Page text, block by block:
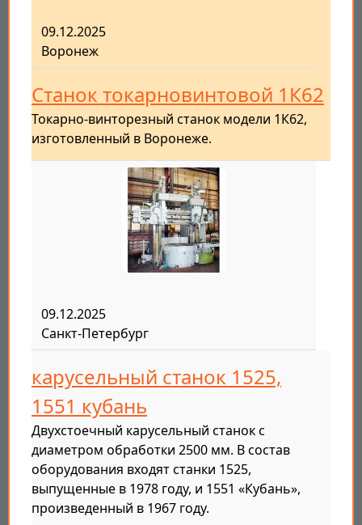
09.12.2025
Воронеж
Станок токарновинтовой 1К62
Токарно-винторезный станок модели 1К62,
изготовленный в Воронеже.
09.12.2025
Санкт-Петербург
карусельный станок 1525,
1551 кубань
Двухстоечный карусельный станок с
диаметром обработки 2500 мм. В состав
оборудования входят станки 1525,
выпущенные в 1978 году, и 1551 «Кубань»,
произведенный в 1967 году.